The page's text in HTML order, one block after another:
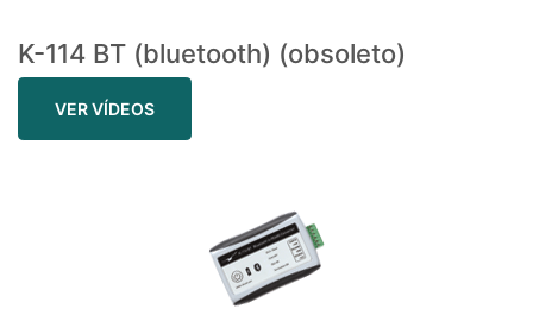
K-114 BT (bluetooth) (obsoleto)
VER VÍDEOS